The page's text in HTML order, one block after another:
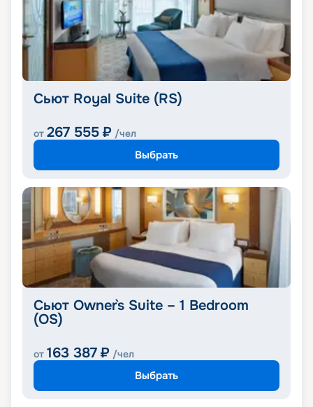
Сьют Royal Suite (RS)
от 267 555 ₽ /чел
Выбрать
Сьют Owner`s Suite – 1 Bedroom
(OS)
от 163 387 ₽ /чел
Выбрать